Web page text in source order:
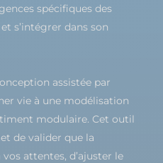
spécifiques des
s’intégrer dans son
assistée par
vie à une modélisation
modulaire. Cet outil
de valider que la
attentes, d’ajuster le